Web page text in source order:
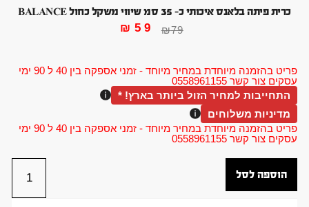
פריט בהזמנה מיוחדת במחיר מיוחד - זמני אספקה בין 40 ל 90 ימי
עסקים צור קשר 0558961155
כרית פיתה בלאנס איכותי כ- 35 סמ שיווי משקל כחול BALANCE
₪79
₪ 59
התחייבות למחיר הזול ביותר בארץ! *
מדיניות משלוחים
פריט בהזמנה מיוחדת במחיר מיוחד - זמני אספקה בין 40 ל 90 ימי
עסקים צור קשר 0558961155
הוספה לסל